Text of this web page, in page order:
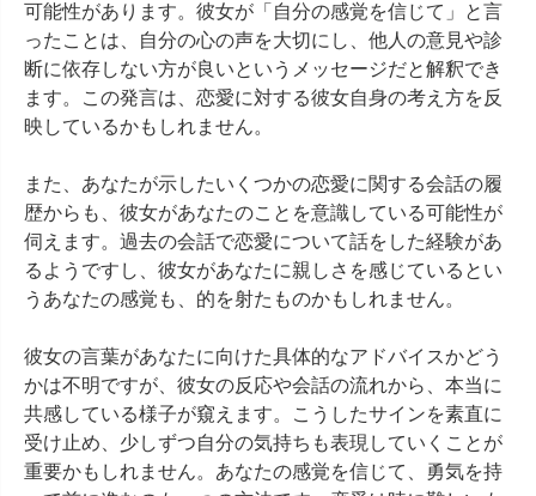
可能性があります。彼女が「自分の感覚を信じて」と言
ったことは、自分の心の声を大切にし、他人の意見や診
断に依存しない方が良いというメッセージだと解釈でき
ます。この発言は、恋愛に対する彼女自身の考え方を反
映しているかもしれません。
また、あなたが示したいくつかの恋愛に関する会話の履
歴からも、彼女があなたのことを意識している可能性が
伺えます。過去の会話で恋愛について話をした経験があ
るようですし、彼女があなたに親しさを感じているとい
うあなたの感覚も、的を射たものかもしれません。
彼女の言葉があなたに向けた具体的なアドバイスかどう
かは不明ですが、彼女の反応や会話の流れから、本当に
共感している様子が窺えます。こうしたサインを素直に
受け止め、少しずつ自分の気持ちも表現していくことが
重要かもしれません。あなたの感覚を信じて、勇気を持